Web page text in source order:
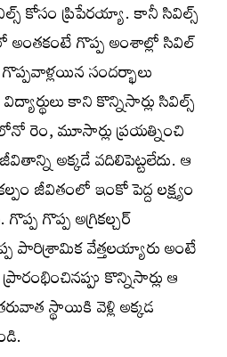
కోసం ప్రిపేరయ్యా. కానీ సివిల్స్​
అంతకంటే గొప్ప అంశాల్లో సివిల్‌
సందర్భాలు
కాని కొన్నిసార్లు సివిల్స్​‍
రెం, మూసార్లు ప్రయత్నించి
అక్కడే వదిలిపెట్టలేదు. ఆ
జీవితంలో ఇంకో పెద్ద లక్ష్యం
గొప్ప అగ్రికల్చర్‌
పారిశ్రామిక వేత్తలయ్యారు అంటే
కొన్నిసార్లు ఆ
స్థాయికి వెళ్లి అక్కడ